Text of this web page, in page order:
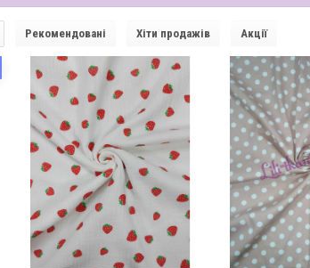
Рекомендовані Хіти продажів Акції